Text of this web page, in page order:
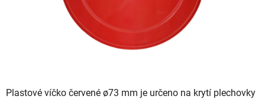
Plastové víčko červené ø73 mm je určeno na krytí plechovky